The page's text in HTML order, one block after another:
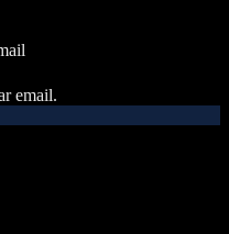
email.